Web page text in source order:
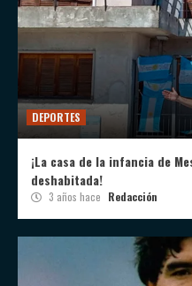
DEPORTES
¡La casa de la infancia de
deshabitada!
3 años hace Redacción